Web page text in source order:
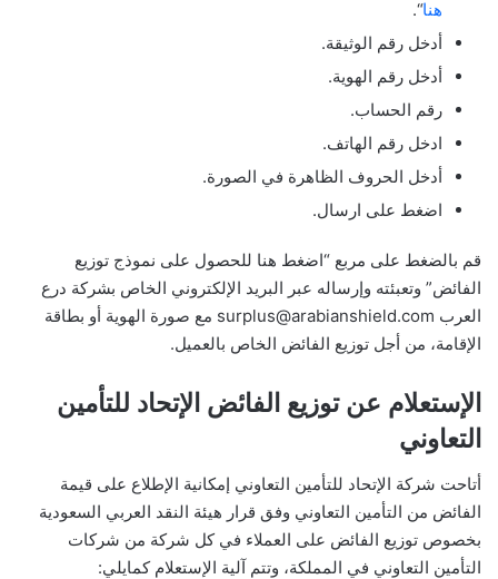
هنا“.
أدخل رقم الوثيقة.
أدخل رقم الهوية.
رقم الحساب.
ادخل رقم الهاتف.
أدخل الحروف الظاهرة في الصورة.
اضغط على ارسال.
قم بالضغط على مربع “اضغط هنا للحصول على نموذج توزيع
الفائض” وتعبئته وإرساله عبر البريد الإلكتروني الخاص بشركة درع
العرب surplus@arabianshield.com مع صورة الهوية أو بطاقة
الإقامة، من أجل توزيع الفائض الخاص بالعميل.
الإستعلام عن توزيع الفائض الإتحاد للتأمين
التعاوني
أتاحت شركة الإتحاد للتأمين التعاوني إمكانية الإطلاع على قيمة
الفائض من التأمين التعاوني وفق قرار هيئة النقد العربي السعودية
بخصوص توزيع الفائض على العملاء في كل شركة من شركات
التأمين التعاوني في المملكة، وتتم آلية الإستعلام كمايلي: